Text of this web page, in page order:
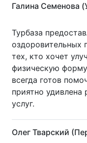
Галина Семенова
Турбаза
оздоровительных
тех, кто хочет
физическую
всегда готов
приятно удивлена
услуг.
Олег Тварский